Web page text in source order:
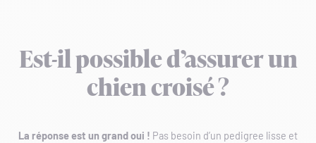
Est-il possible d’assurer un
chien croisé ?
La réponse est un grand oui ! Pas besoin d’un pedigree lisse et